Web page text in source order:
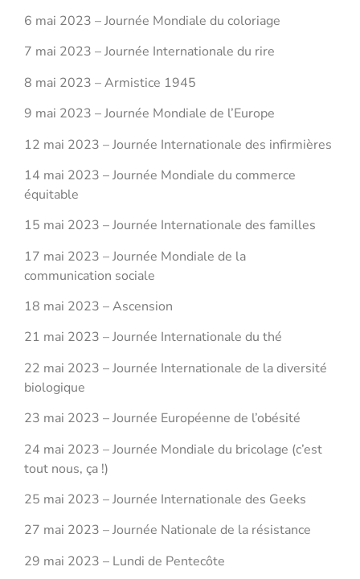
6 mai 2023 – Journée Mondiale du coloriage
7 mai 2023 – Journée Internationale du rire
8 mai 2023 – Armistice 1945
9 mai 2023 – Journée Mondiale de l’Europe
12 mai 2023 – Journée Internationale des infirmières
14 mai 2023 – Journée Mondiale du commerce
équitable
15 mai 2023 – Journée Internationale des familles
17 mai 2023 – Journée Mondiale de la
communication sociale
18 mai 2023 – Ascension
21 mai 2023 – Journée Internationale du thé
22 mai 2023 – Journée Internationale de la diversité
biologique
23 mai 2023 – Journée Européenne de l’obésité
24 mai 2023 – Journée Mondiale du bricolage (c’est
tout nous, ça !)
25 mai 2023 – Journée Internationale des Geeks
27 mai 2023 – Journée Nationale de la résistance
29 mai 2023 – Lundi de Pentecôte